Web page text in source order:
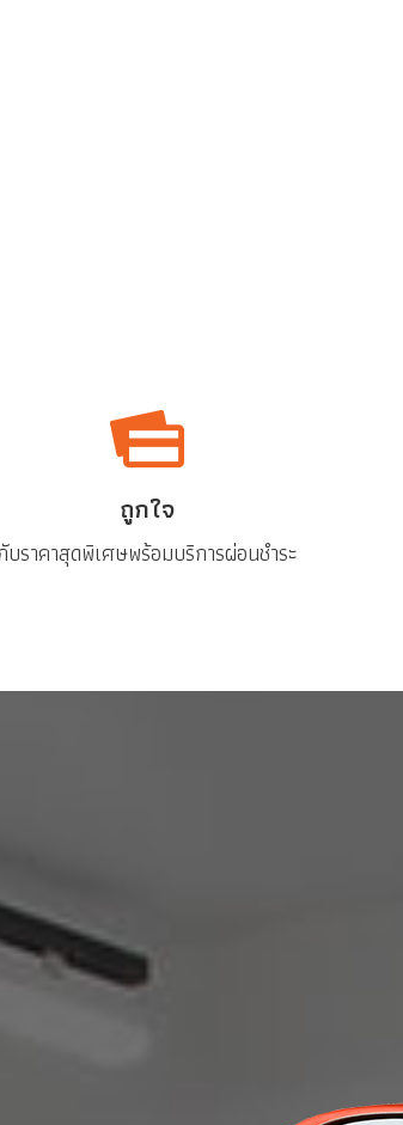
ถูกใจ
บราคาสุดพิเศษพร้อมบริการผ่อนชำระ